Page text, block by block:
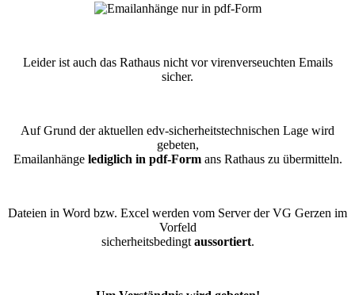
Leider ist auch das Rathaus nicht vor virenverseuchten Emails
sicher.
Auf Grund der aktuellen edv-sicherheitstechnischen Lage wird
gebeten,
Emailanhänge lediglich in pdf-Formans Rathaus zu übermitteln.
Dateien in Word bzw. Excel werden vom Server der VG Gerzen im
Vorfeld
sicherheitsbedingt aussortiert.